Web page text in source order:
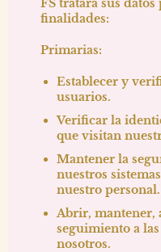
FS tratará sus
finalidades:
Primarias:
Establecer y
usuarios.
Verificar la
que visitan
Mantener la
nuestros
nuestro personal.
Abrir, mantener,
seguimiento a
nosotros.